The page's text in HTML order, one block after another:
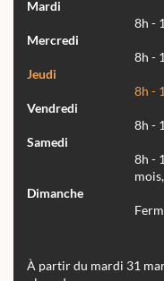
Mardi
8h -
Mercredi
8h -
Jeudi
8h -
Vendredi
8h -
Samedi
8h -
Dimanche
À partir du mardi 31